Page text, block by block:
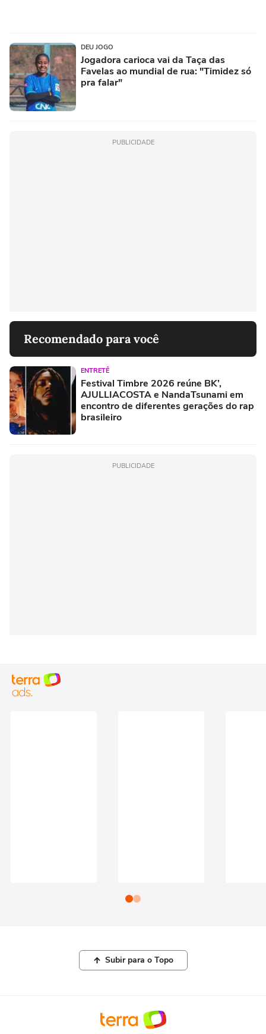
DEU JOGO
Jogadora carioca vai da Taça das
Favelas ao mundial de rua: "Timidez só
pra falar"
PUBLICIDADE
Recomendado para você
ENTRETÊ
Festival Timbre 2026 reúne BK’,
AJULLIACOSTA e NandaTsunami em
encontro de diferentes gerações do rap
brasileiro
PUBLICIDADE
Subir para o Topo